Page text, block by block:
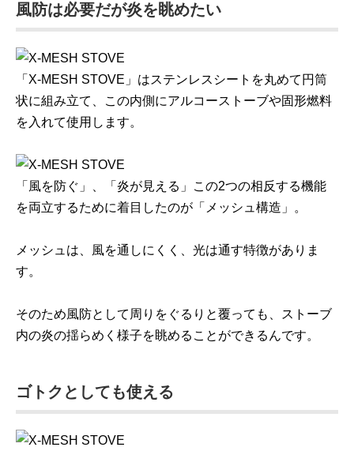
風防は必要だが炎を眺めたい
「X-MESH STOVE」はステンレスシートを丸めて円筒
状に組み立て、この内側にアルコーストーブや固形燃料
を入れて使用します。
「風を防ぐ」、「炎が見える」この2つの相反する機能
を両立するために着目したのが「メッシュ構造」。
メッシュは、風を通しにくく、光は通す特徴がありま
す。
そのため風防として周りをぐるりと覆っても、ストーブ
内の炎の揺らめく様子を眺めることができるんです。
ゴトクとしても使える